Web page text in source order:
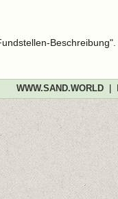
WWW.SAND.WORLD|